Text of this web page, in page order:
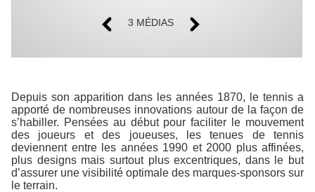
3 MÉDIAS
Depuis son apparition dans les années 1870, le tennis a
apporté de nombreuses innovations autour de la façon de
s’habiller. Pensées au début pour faciliter le mouvement
des joueurs et des joueuses, les tenues de tennis
deviennent entre les années 1990 et 2000 plus affinées,
plus designs mais surtout plus excentriques, dans le but
d’assurer une visibilité optimale des marques-sponsors sur
le terrain.